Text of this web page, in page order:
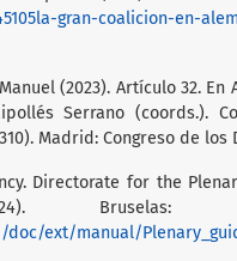
gran-coalicion-en-
(2023). Artículo 32. En
Serrano (coords.).
Madrid: Congreso de los
Directorate for the
Bruselas:
ext/manual/